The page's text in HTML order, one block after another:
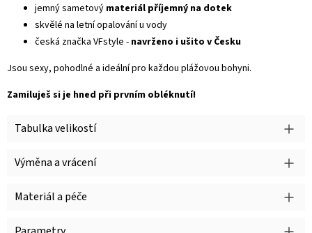
Tabulka velikostí
Výměna a vrácení
Materiál a péče
jemný sametový materiál příjemný na dotek
skvělé na letní opalování u vody
česká značka VFstyle - navrženo i ušito v Česku
Jsou sexy, pohodlné a ideální pro každou plážovou bohyni.
Zamiluješ si je hned při prvním obléknutí!